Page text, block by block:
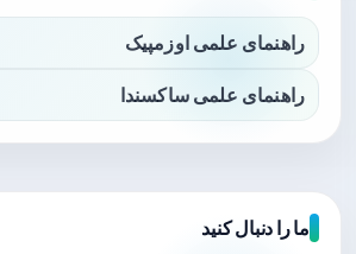
راهنمای علمی اوزمپیک
راهنمای علمی ساکسندا
ما را دنبال کنید